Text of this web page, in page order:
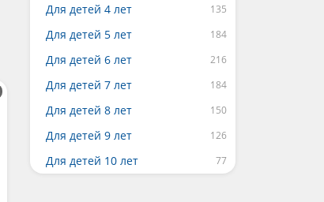
Для детей 4 лет
Для детей 5 лет
Для детей 6 лет
Для детей 7 лет
Для детей 8 лет
Для детей 9 лет
Для детей 10 лет